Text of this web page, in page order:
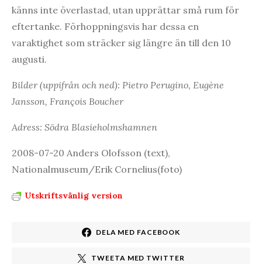
känns inte överlastad, utan upprättar små rum för
eftertanke. Förhoppningsvis har dessa en
varaktighet som sträcker sig längre än till den 10
augusti.
Bilder (uppifrån och ned): Pietro Perugino, Eugène
Jansson, François Boucher
Adress: Södra Blasieholmshamnen
2008-07-20 Anders Olofsson (text),
Nationalmuseum/Erik Cornelius(foto)
Utskriftsvänlig version
DELA MED FACEBOOK
TWEETA MED TWITTER